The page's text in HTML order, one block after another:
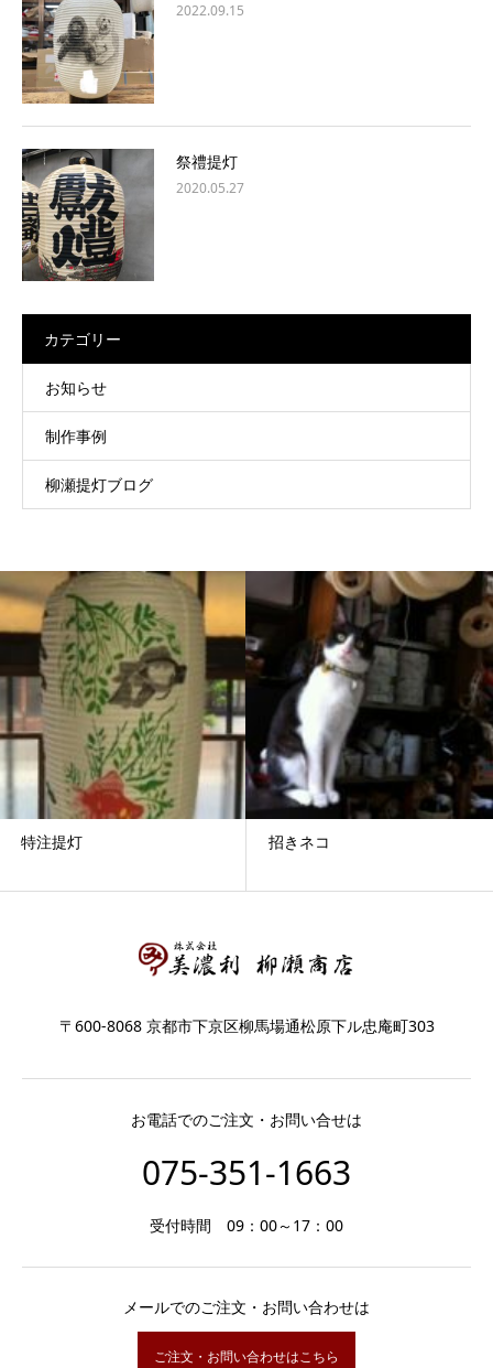
2022.09.15
祭禮提灯
2020.05.27
カテゴリー
お知らせ
制作事例
柳瀬提灯ブログ
特注提灯 招きネコ
〒600-8068 京都市下京区柳馬場通松原下ル忠庵町303
お電話でのご注文・お問い合せは
075-351-1663
受付時間 09：00～17：00
メールでのご注文・お問い合わせは
ご注文・お問い合わせはこちら